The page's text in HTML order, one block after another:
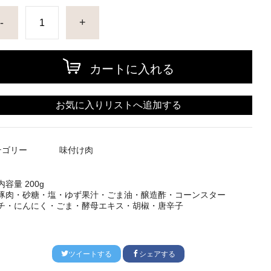
- +
カートに入れる
お気に入りリストへ追加する
ゴリー 味付け肉
容量 200g
肉・砂糖・塩・ゆず果汁・ごま油・醸造酢・コーンスター
・にんにく・ごま・酵母エキス・胡椒・唐辛子
ツイートする シェアする